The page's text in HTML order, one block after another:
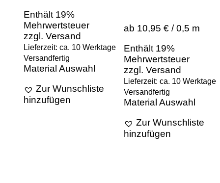
Enthält 19%
Mehrwertsteuer
zzgl. Versand
Lieferzeit: ca. 10 Werktage
Versandfertig
Material Auswahl
Zur Wunschliste
hinzufügen
ab 10,95 € / 0,5 m
Enthält 19%
Mehrwertsteuer
zzgl. Versand
Lieferzeit: ca. 10 Werktage
Versandfertig
Material Auswahl
Zur Wunschliste
hinzufügen